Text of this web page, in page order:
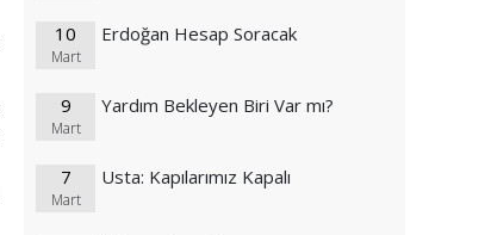
10
Mart
Erdoğan Hesap Soracak
9
Mart
Yardım Bekleyen Biri Var mı?
7
Mart
Usta: Kapılarımız Kapalı